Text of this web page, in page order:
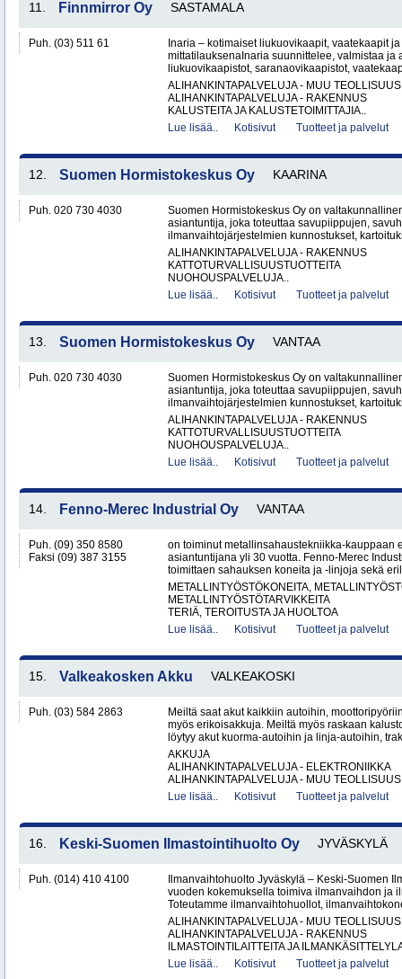
11. Finnmirror Oy SASTAMALA
Puh. (03) 511 61
Inaria – kotimaiset liukuovikaapit, vaatekaapit
mittatilauksenaInaria suunnittelee, valmistaa ja
liukuovikaapistot, saranaovikaapistot,
ALIHANKINTAPALVELUJA - MUU TEOLLISUUS
ALIHANKINTAPALVELUJA - RAKENNUS
KALUSTEITA JA KALUSTETOIMITTAJIA..
Lue lisää..
Kotisivut Tuotteet ja palvelut
12. Suomen Hormistokeskus Oy KAARINA
Puh. 020 730 4030
Suomen Hormistokeskus Oy on
asiantuntija, joka toteuttaa savupiippujen,
ilmanvaihtojärjestelmien kunnostukset,
ALIHANKINTAPALVELUJA - RAKENNUS
KATTOTURVALLISUUSTUOTTEITA
NUOHOUSPALVELUJA..
Lue lisää..
Kotisivut Tuotteet ja palvelut
13. Suomen Hormistokeskus Oy VANTAA
Puh. 020 730 4030
Suomen Hormistokeskus Oy on
asiantuntija, joka toteuttaa savupiippujen,
ilmanvaihtojärjestelmien kunnostukset,
ALIHANKINTAPALVELUJA - RAKENNUS
KATTOTURVALLISUUSTUOTTEITA
NUOHOUSPALVELUJA..
Lue lisää..
Kotisivut Tuotteet ja palvelut
14. Fenno-Merec Industrial Oy VANTAA
Puh. (09) 350 8580
Faksi (09) 387 3155
on toiminut metallinsahaustekniikka-kauppaan
asiantuntijana yli 30 vuotta. Fenno-Merec
toimittaen sahauksen koneita ja -linjoja sekä
METALLINTYÖSTÖKONEITA,
METALLINTYÖSTÖTARVIKKEITA
TERIÄ, TEROITUSTA JA HUOLTOA
Lue lisää..
Kotisivut Tuotteet ja palvelut
15. Valkeakosken Akku VALKEAKOSKI
Puh. (03) 584 2863
Meiltä saat akut kaikkiin autoihin,
myös erikoisakkuja. Meiltä myös raskaan
löytyy akut kuorma-autoihin ja linja-autoihin,
AKKUJA
ALIHANKINTAPALVELUJA - ELEKTRONIIKKA
ALIHANKINTAPALVELUJA - MUU
Lue lisää..
Kotisivut Tuotteet ja palvelut
16. Keski-Suomen Ilmastointihuolto Oy JYVÄSKYLÄ
Puh. (014) 410 4100
Ilmanvaihtohuolto Jyväskylä – Keski-Suomen
vuoden kokemuksella toimiva ilmanvaihdon ja
Toteutamme ilmanvaihtohuollot,
ALIHANKINTAPALVELUJA - MUU TEOLLISUUS
ALIHANKINTAPALVELUJA - RAKENNUS
ILMASTOINTILAITTEITA JA
Lue lisää..
Kotisivut Tuotteet ja palvelut